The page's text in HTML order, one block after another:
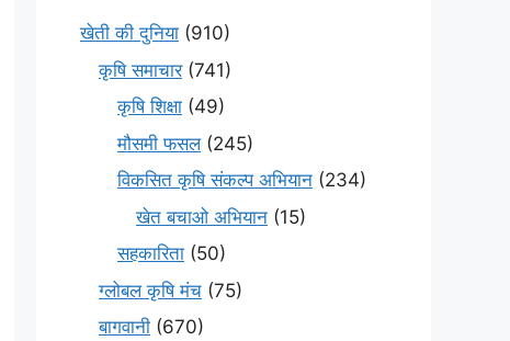
खेती की दुनिया (910)
कृषि समाचार(741)
कृषि शिक्षा (49)
मौसमी फसल(245)
विकसित कृषि संकल्प अभियान (234)
खेत बचाओ अभियान (15)
सहकारिता (50)
ग्लोबल कृषि मंच (75)
बागवानी (670)